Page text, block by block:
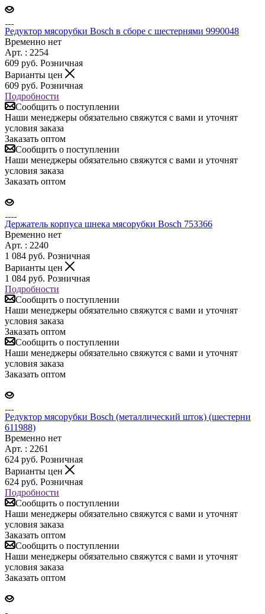
Редуктор мясорубки Bosch в сборе с шестернями 9990048
Временно нет
Арт. : 2254
609 руб. Розничная
Варианты цен
609 руб. Розничная
Подробности
Сообщить о поступлении
Наши менеджеры обязательно свяжутся с вами и уточнят
условия заказа
Заказать оптом
Сообщить о поступлении
Наши менеджеры обязательно свяжутся с вами и уточнят
условия заказа
Заказать оптом
Держатель корпуса шнека мясорубки Bosch 753366
Временно нет
Арт. : 2240
1 084 руб. Розничная
Варианты цен
1 084 руб. Розничная
Подробности
Сообщить о поступлении
Наши менеджеры обязательно свяжутся с вами и уточнят
условия заказа
Заказать оптом
Сообщить о поступлении
Наши менеджеры обязательно свяжутся с вами и уточнят
условия заказа
Заказать оптом
Редуктор мясорубки Bosch (металлический шток) (шестерни
611988)
Временно нет
Арт. : 2261
624 руб. Розничная
Варианты цен
624 руб. Розничная
Подробности
Сообщить о поступлении
Наши менеджеры обязательно свяжутся с вами и уточнят
условия заказа
Заказать оптом
Сообщить о поступлении
Наши менеджеры обязательно свяжутся с вами и уточнят
условия заказа
Заказать оптом